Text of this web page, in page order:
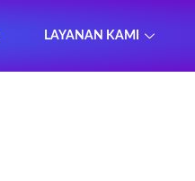
LAYANAN KAMI